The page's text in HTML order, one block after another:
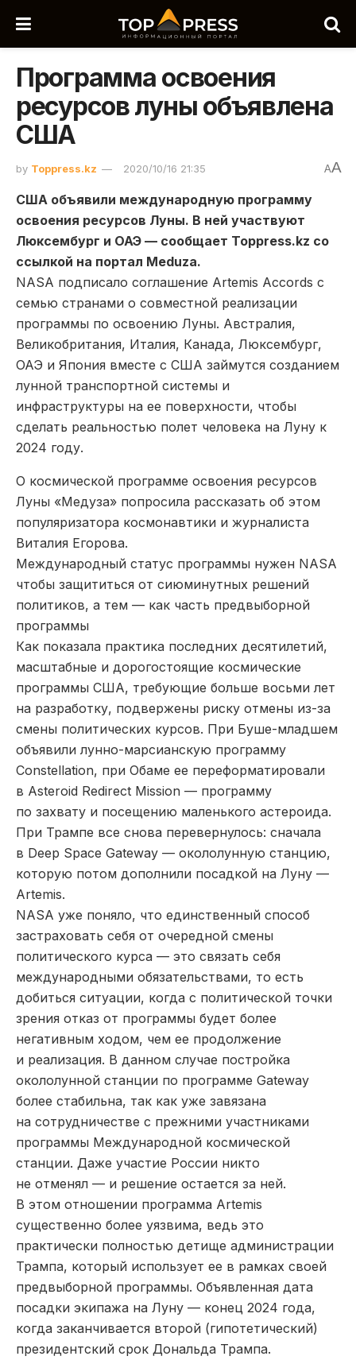
Программа освоения
ресурсов луны объявлена
США
by Toppress.kz 2020/10/16 21:35 AA
США объявили международную программу
освоения ресурсов Луны. В ней участвуют
Люксембург и ОАЭ — сообщает Toppress.kz со
ссылкой на портал Meduza.
NASA подписало соглашение Artemis Accords с
семью странами о совместной реализации
программы по освоению Луны. Австралия,
Великобритания, Италия, Канада, Люксембург,
ОАЭ и Япония вместе с США займутся созданием
лунной транспортной системы и
инфраструктуры на ее поверхности, чтобы
сделать реальностью полет человека на Луну к
2024 году.
О космической программе освоения ресурсов
Луны «Медуза» попросила рассказать об этом
популяризатора космонавтики и журналиста
Виталия Егорова.
Международный статус программы нужен NASA
чтобы защититься от сиюминутных решений
политиков, а тем — как часть предвыборной
программы
Как показала практика последних десятилетий,
масштабные и дорогостоящие космические
программы США, требующие больше восьми лет
на разработку, подвержены риску отмены из-за
смены политических курсов. При Буше-младшем
объявили лунно-марсианскую программу
Constellation, при Обаме ее переформатировали
в Asteroid Redirect Mission — программу
по захвату и посещению маленького астероида.
При Трампе все снова перевернулось: сначала
в Deep Space Gateway — окололунную станцию,
которую потом дополнили посадкой на Луну —
Artemis.
NASA уже поняло, что единственный способ
застраховать себя от очередной смены
политического курса — это связать себя
международными обязательствами, то есть
добиться ситуации, когда с политической точки
зрения отказ от программы будет более
негативным ходом, чем ее продолжение
и реализация. В данном случае постройка
окололунной станции по программе Gateway
более стабильна, так как уже завязана
на сотрудничестве с прежними участниками
программы Международной космической
станции. Даже участие России никто
не отменял — и решение остается за ней.
В этом отношении программа Artemis
существенно более уязвима, ведь это
практически полностью детище администрации
Трампа, который использует ее в рамках своей
предвыборной программы. Объявленная дата
посадки экипажа на Луну — конец 2024 года,
когда заканчивается второй (гипотетический)
президентский срок Дональда Трампа.